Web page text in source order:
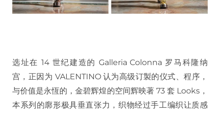
选址在 14 世纪建造的 Galleria Colonna 罗马科隆纳
宫，正因为 VALENTINO 认为高级订製的仪式、程序，
与价值是永恆的，金碧辉煌的空间辉映著 73 套 Looks，
本系列的廓形极具垂直张力，织物经过手工编织让质感